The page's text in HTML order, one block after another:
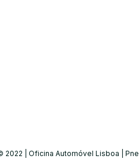
2022 | Oficina Automóvel Lisboa |